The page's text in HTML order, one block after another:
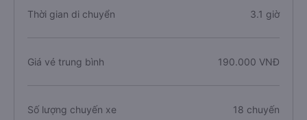
Thời gian di chuyển 3.1 giờ
Giá vé trung bình 190.000 VNĐ
Số lượng chuyến xe 18 chuyến